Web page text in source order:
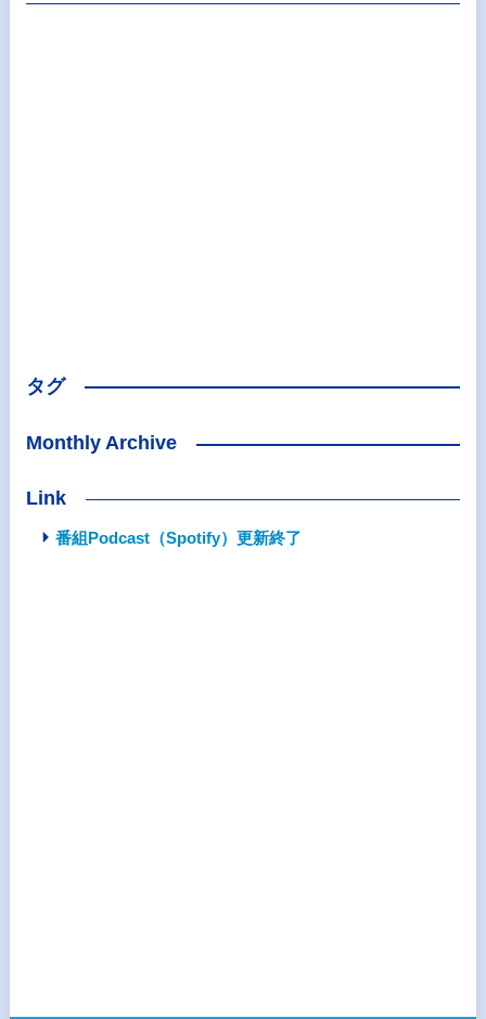
タグ
Monthly Archive
Link
番組Podcast（Spotify）更新終了